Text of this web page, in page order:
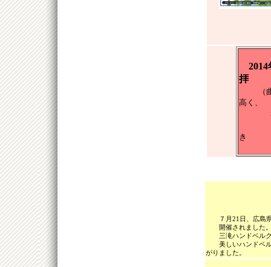
拝
高く、
赤鼻
き
７月21日、広島県
開催されました
三滝ハンドベルク
美しいハンドベル
がりました。